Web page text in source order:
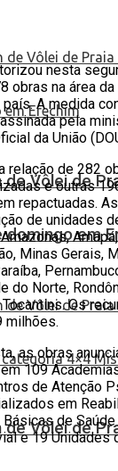
de Vôlei de
domingo em
de Vôlei de
nesta
obras na área
A medida
pela
da União
relação de 282
e outras
repactuadas.
de unidades
Minas Gerais,
do Norte,
Os
milhões.
as obras
109
de Atenção
em
de Saúde
e 19 Unidades